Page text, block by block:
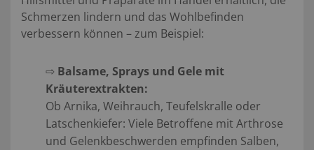
Schmerzen lindern und das Wohlbefinden
verbessern können – zum Beispiel:
⇨ Balsame, Sprays und Gele mit
Kräuterextrakten:
Ob Arnika, Weihrauch, Teufelskralle oder
Latschenkiefer: Viele Betroffene mit Arthrose
und Gelenkbeschwerden empfinden Salben,